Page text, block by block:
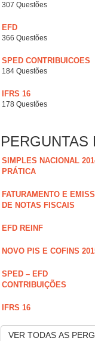
307 Questões
EFD
366 Questões
SPED CONTRIBUICOES
184 Questões
IFRS 16
178 Questões
PERGUNTAS
SIMPLES NACIONAL
PRÁTICA
FATURAMENTO E
DE NOTAS FISCAIS
EFD REINF
NOVO PIS E COFINS
SPED – EFD
CONTRIBUIÇÕES
IFRS 16
VER TODAS AS